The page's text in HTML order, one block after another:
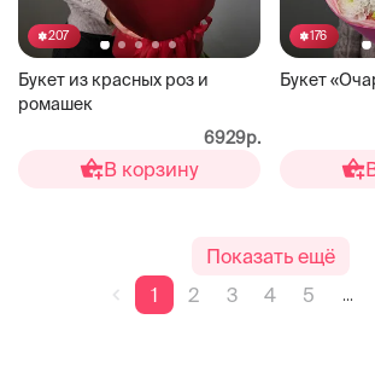
207
Букет из красных роз и
ромашек
6929р.
В корзину
176
Букет
Показать ещё
1
2 3 4 5 ...